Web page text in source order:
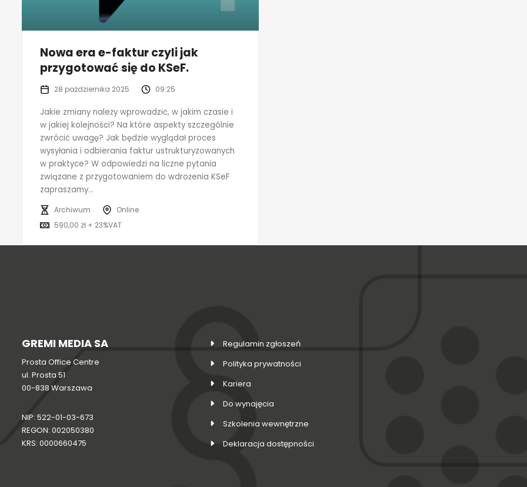
Nowa era e-faktur czyli jak
przygotować się do KSeF.
28 października 2025 09:25
Jakie zmiany należy wprowadzić, w jakim czasie i
w jakiej kolejności? Na które aspekty szczególnie
zwrócić uwagę? Jak będzie wyglądał proces
wysyłania i odbierania faktur ustrukturyzowanych
w praktyce? W odpowiedzi na liczne pytania
związane z przygotowaniem do wdrożenia KSeF
zapraszamy...
Archiwum
Online
590,00 zł + 23%VAT
GREMI MEDIA SA
Prosta Office Centre
ul. Prosta 51
00-838 Warszawa
NIP: 522-01-03-673
REGON: 002050380
KRS: 0000660475
Regulamin zgłoszeń
Polityka prywatności
Kariera
Do wynajęcia
Szkolenia wewnętrzne
Deklaracja dostępności